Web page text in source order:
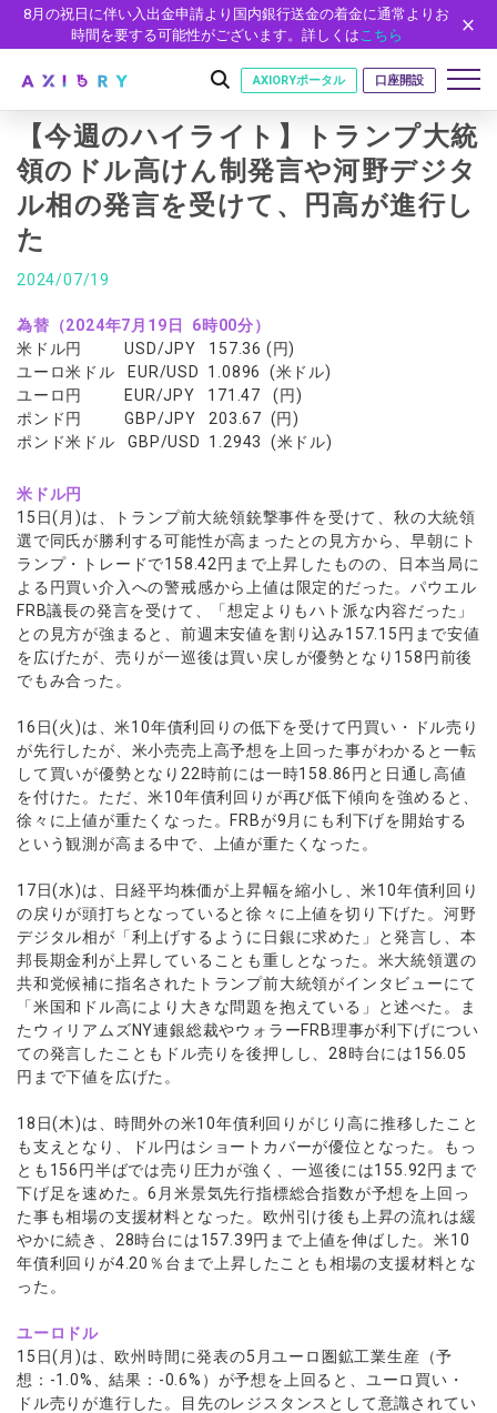
8月の祝日に伴い入出金申請より国内銀行送金の着金に通常よりお
時間を要する可能性がございます。詳しくはこちら
はじめに
はじめに
ライセンス
取引
取引商品
FX（通貨ペア）
現物株式
ETF
株式CFD
エネルギーCFD
貴金属CFD
ソフトコモディティCFD
NEW
バトルCFD
取引条件
スプレッド・手数料
ゼロカットとロスカット
スワップとロールオーバー
入出金方法
約定率
取引時間
取引計算シミュレーター
注文執行ポリシー
経済指標・予測カレンダー
休眠口座と凍結口座
口座の種類
口座タイプ
法人のお客様
ゼロ口座
NEW
ウォレット口座
口座開設
口座開設フォーム
必要書類
開設方法
プラットフォーム
プラットフォーム
MT5
MT4
cTrader
AXIORYアプリ
AXIORYポータル
ツール
MT4/MT5 ヒストリカルデータ
EA(エキスパートアドバイザー)
カスタムインジケーター
日本時間表示インジケータ
ストライク インジケータ
MQLシグナル
NEW
通貨インデックス
パートナー
パートナーシップ・プログラム
特別・VIPプログラム
ニュース
お知らせ
マーケットニュース
コーポレートニュース
キャンペーン
トレードガイド
NEW
企業情報
会社概要
役員紹介
お問合せ
よくあるご質問
日本語
عربى
English
Русский
Español
ไทย
Tiếng Việt
口座開設する
デモ口座を開設する
AXIORYポータル 口座開設
【今週のハイライト】トランプ大統
領のドル高けん制発言や河野デジタ
ル相の発言を受けて、円高が進行し
た
2024/07/19
為替（2024年7 月 19 日 6時00分）
米ドル円 USD/JPY 157.36 (円)
ユーロ米ドル EUR/USD 1.0896 (米ドル)
ユーロ円 EUR/JPY 171.47 (円)
ポンド円 GBP/JPY 203.67 (円)
ポンド米ドル GBP/USD 1.2943 (米ドル)
米ドル円
15日(月)は、トランプ前大統領銃撃事件を受けて、秋の大統領
選で同氏が勝利する可能性が高まったとの見方から、早朝にト
ランプ・トレードで158.42円まで上昇したものの、日本当局に
よる円買い介入への警戒感から上値は限定的だった。パウエル
FRB議長の発言を受けて、「想定よりもハト派な内容だった」
との見方が強まると、前週末安値を割り込み157.15円まで安値
を広げたが、売りが一巡後は買い戻しが優勢となり158円前後
でもみ合った。
16日(火)は、米10年債利回りの低下を受けて円買い・ドル売り
が先行したが、米小売売上高予想を上回った事がわかると一転
して買いが優勢となり22時前には一時158.86円と日通し高値
を付けた。ただ、米10年債利回りが再び低下傾向を強めると、
徐々に上値が重たくなった。FRBが9月にも利下げを開始する
という観測が高まる中で、上値が重たくなった。
17日(水)は、日経平均株価が上昇幅を縮小し、米10年債利回り
の戻りが頭打ちとなっていると徐々に上値を切り下げた。河野
デジタル相が「利上げするように日銀に求めた」と発言し、本
邦長期金利が上昇していることも重しとなった。米大統領選の
共和党候補に指名されたトランプ前大統領がインタビューにて
「米国和ドル高により大きな問題を抱えている」と述べた。ま
たウィリアムズNY連銀総裁やウォラーFRB理事が利下げについ
ての発言したこともドル売りを後押しし、28時台には156.05
円まで下値を広げた。
18日(木)は、時間外の米10年債利回りがじり高に推移したこと
も支えとなり、ドル円はショートカバーが優位となった。もっ
とも156円半ばでは売り圧力が強く、一巡後には155.92円まで
下げ足を速めた。6月米景気先行指標総合指数が予想を上回っ
た事も相場の支援材料となった。欧州引け後も上昇の流れは緩
やかに続き、28時台には157.39円まで上値を伸ばした。米10
年債利回りが4.20％台まで上昇したことも相場の支援材料とな
った。
ユーロドル
15日(月)は、欧州時間に発表の5月ユーロ圏鉱工業生産（予
想：-1.0%、結果：-0.6%）が予想を上回ると、ユーロ買い・
ドル売りが進行した。目先のレジスタンスとして意識されてい